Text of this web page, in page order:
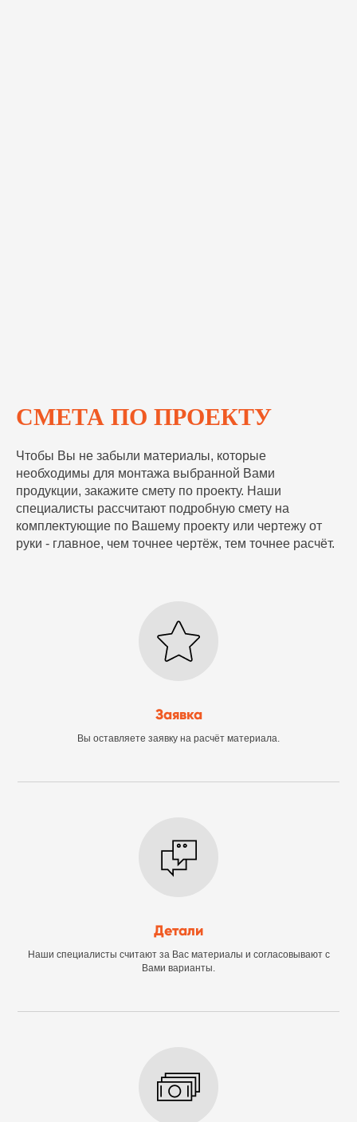
СМЕТА ПО ПРОЕКТУ
Чтобы Вы не забыли материалы, которые
необходимы для монтажа выбранной Вами
продукции, закажите смету по проекту. Наши
специалисты рассчитают подробную смету на
комплектующие по Вашему проекту или чертежу от
руки - главное, чем точнее чертёж, тем точнее расчёт.
Заявка
Вы оставляете заявку на расчёт материала.
Детали
Наши специалисты считают за Вас материалы и согласовывают с
Вами варианты.